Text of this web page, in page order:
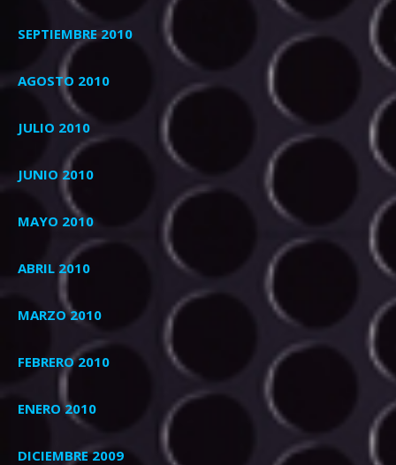
SEPTIEMBRE 2010
AGOSTO 2010
JULIO 2010
JUNIO 2010
MAYO 2010
ABRIL 2010
MARZO 2010
FEBRERO 2010
ENERO 2010
DICIEMBRE 2009